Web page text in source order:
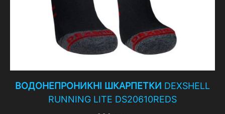
ВОДОНЕПРОНИКНІ ШКАРПЕТКИ DEXSHELL
RUNNING LITE DS20610REDS